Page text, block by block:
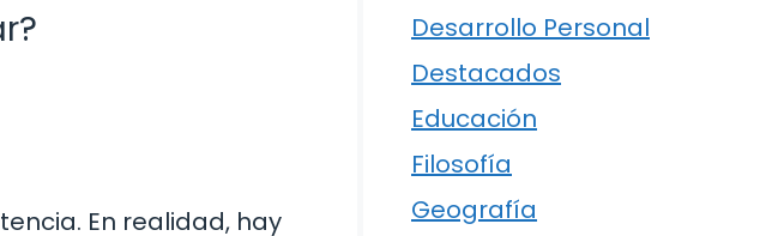
En realidad, hay
Desarrollo Personal
Destacados
Educación
Filosofía
Geografía